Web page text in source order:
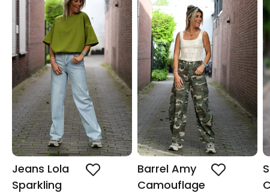
Jeans Lola
Sparkling
Barrel Amy
Camouflage